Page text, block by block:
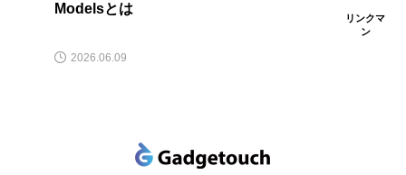
Modelsとは
リンクマ
ン
2026.06.09